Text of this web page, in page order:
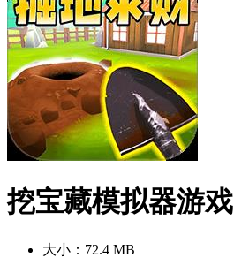
挖宝藏模拟器游戏
大小：72.4 MB